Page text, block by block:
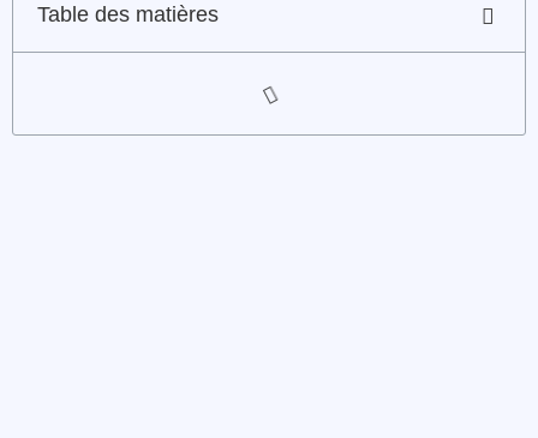
Table des matières